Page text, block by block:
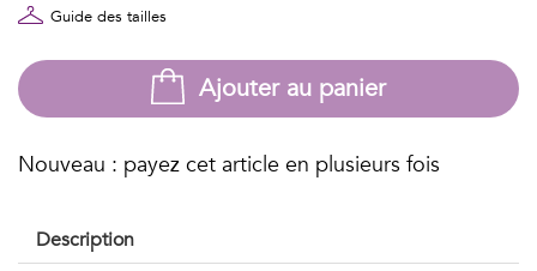
Talents
&
Métiers
Petits
Guide des tailles
Ajouter au panier
Nouveau : payez cet article en plusieurs fois
Description